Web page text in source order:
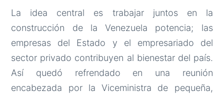
La idea central es trabajar juntos en la
construcción de la Venezuela potencia; las
empresas del Estado y el empresariado del
sector privado contribuyen al bienestar del país.
Así quedó refrendado en una reunión
encabezada por la Viceministra de pequeña,